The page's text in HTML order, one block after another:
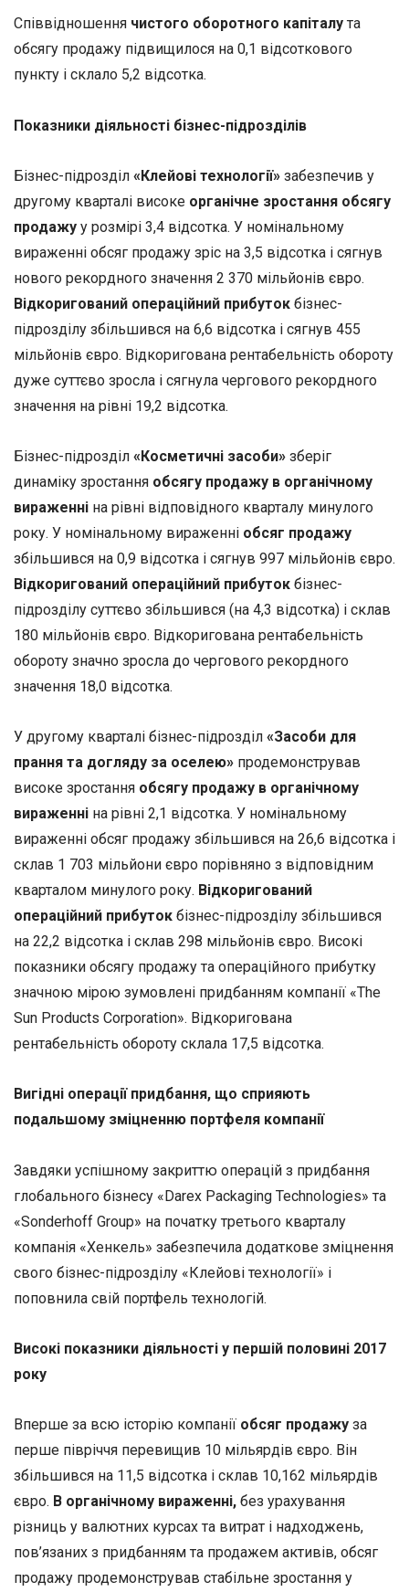
Співвідношення чистого оборотного капіталу та
обсягу продажу підвищилося на 0,1 відсоткового
пункту і склало 5,2 відсотка.
Показники діяльності бізнес-підрозділів
Бізнес-підрозділ «Клейові технології» забезпечив у
другому кварталі високе органічне зростання обсягу
продажу у розмірі 3,4 відсотка. У номінальному
вираженні обсяг продажу зріс на 3,5 відсотка і сягнув
нового рекордного значення 2 370 мільйонів євро.
Відкоригований операційний прибуток бізнес-
підрозділу збільшився на 6,6 відсотка і сягнув 455
мільйонів євро. Відкоригована рентабельність обороту
дуже суттєво зросла і сягнула чергового рекордного
значення на рівні 19,2 відсотка.
Бізнес-підрозділ «Косметичні засоби» зберіг
динаміку зростання обсягу продажу в органічному
вираженні на рівні відповідного кварталу минулого
року. У номінальному вираженні обсяг продажу
збільшився на 0,9 відсотка і сягнув 997 мільйонів євро.
Відкоригований операційний прибуток бізнес-
підрозділу суттєво збільшився (на 4,3 відсотка) і склав
180 мільйонів євро. Відкоригована рентабельність
обороту значно зросла до чергового рекордного
значення 18,0 відсотка.
У другому кварталі бізнес-підрозділ «Засоби для
прання та догляду за оселею» продемонстрував
високе зростання обсягу продажу в органічному
вираженні на рівні 2,1 відсотка. У номінальному
вираженні обсяг продажу збільшився на 26,6 відсотка і
склав 1 703 мільйони євро порівняно з відповідним
кварталом минулого року. Відкоригований
операційний прибуток бізнес-підрозділу збільшився
на 22,2 відсотка і склав 298 мільйонів євро. Високі
показники обсягу продажу та операційного прибутку
значною мірою зумовлені придбанням компанії «The
Sun Products Corporation». Відкоригована
рентабельність обороту склала 17,5 відсотка.
Вигідні операції придбання, що сприяють
подальшому зміцненню портфеля компанії
Завдяки успішному закриттю операцій з придбання
глобального бізнесу «Darex Packaging Technologies» та
«Sonderhoff Group» на початку третього кварталу
компанія «Хенкель» забезпечила додаткове зміцнення
свого бізнес-підрозділу «Клейові технології» і
поповнила свій портфель технологій.
Високі показники діяльності у першій половині 2017
року
Вперше за всю історію компанії обсяг продажу за
перше півріччя перевищив 10 мільярдів євро. Він
збільшився на 11,5 відсотка і склав 10,162 мільярдів
євро. В органічному вираженні, без урахування
різниць у валютних курсах та витрат і надходжень,
пов’язаних з придбанням та продажем активів, обсяг
продажу продемонстрував стабільне зростання у